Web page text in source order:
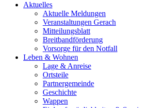
Aktuelles
Aktuelle Meldungen
Veranstaltungen Gerach
Mitteilungsblatt
Breitbandförderung
Vorsorge für den Notfall
Leben & Wohnen
Lage & Anreise
Ortsteile
Partnergemeinde
Geschichte
Wappen